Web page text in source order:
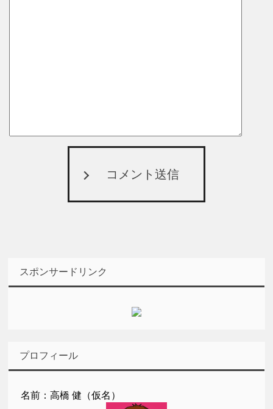
コメント送信
スポンサードリンク
プロフィール
名前：高橋 健（仮名）